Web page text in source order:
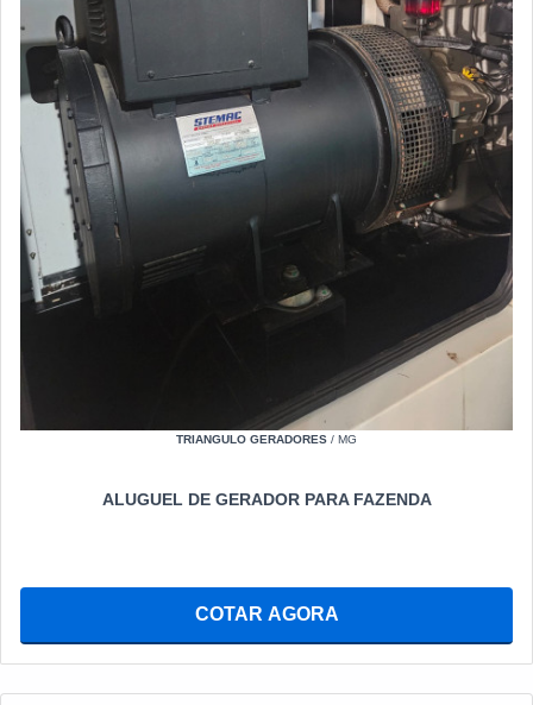
TRIANGULO GERADORES / MG
ALUGUEL DE GERADOR PARA FAZENDA
COTAR AGORA